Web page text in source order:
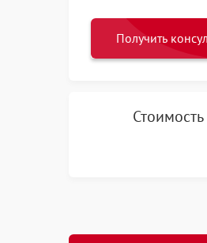
Получить